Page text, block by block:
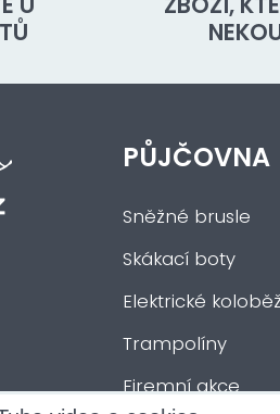
PŮJČOVNA
Sněžné brusle
Skákací boty
Elektrické
Trampolíny
Firemní akce